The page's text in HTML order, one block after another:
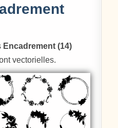
Encadrement (14)
vectorielles.